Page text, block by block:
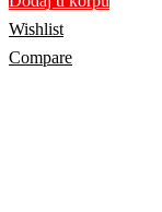
Wishlist
Compare